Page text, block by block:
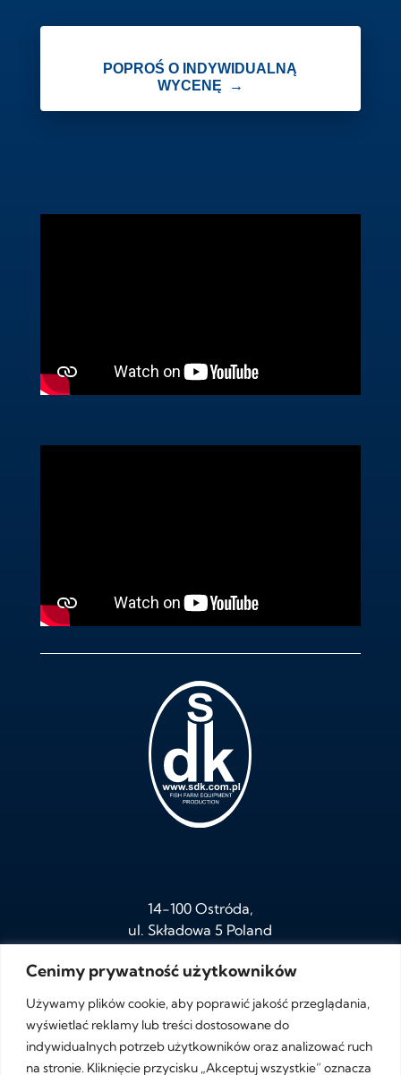
Cenimy prywatność użytkowników
Używamy plików cookie, aby poprawić jakość przeglądania,
wyświetlać reklamy lub treści dostosowane do
indywidualnych potrzeb użytkowników oraz analizować ruch
na stronie. Kliknięcie przycisku „Akceptuj wszystkie” oznacza
POPROŚ O INDYWIDUALNĄ
WYCENĘ →
14-100 Ostróda,
ul. Składowa 5 Poland
tel. + 48 /89/ 646 05 95
fax.+ 48 /89/ 646 05 97